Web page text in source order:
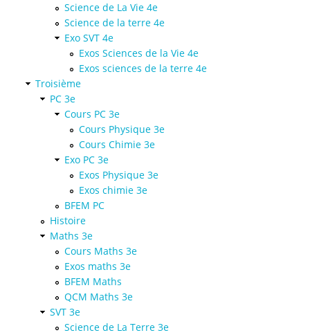
Science de La Vie 4e
Science de la terre 4e
Exo SVT 4e
Exos Sciences de la Vie 4e
Exos sciences de la terre 4e
Troisième
PC 3e
Cours PC 3e
Cours Physique 3e
Cours Chimie 3e
Exo PC 3e
Exos Physique 3e
Exos chimie 3e
BFEM PC
Histoire
Maths 3e
Cours Maths 3e
Exos maths 3e
BFEM Maths
QCM Maths 3e
SVT 3e
Science de La Terre 3e